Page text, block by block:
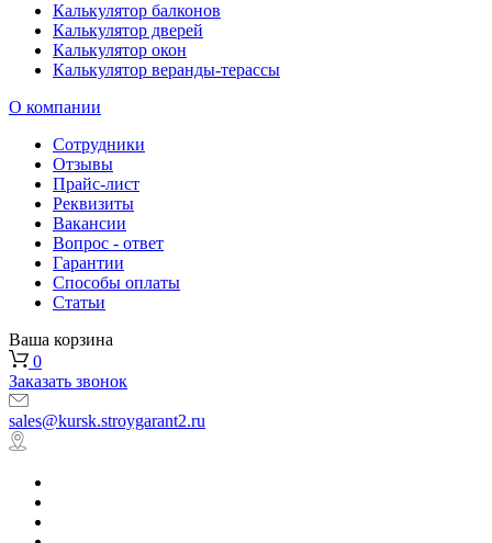
Калькулятор балконов
Калькулятор дверей
Калькулятор окон
Калькулятор веранды-терассы
О компании
Сотрудники
Отзывы
Прайс-лист
Реквизиты
Вакансии
Вопрос - ответ
Гарантии
Способы оплаты
Статьи
Ваша корзина
0
Заказать звонок
sales@kursk.stroygarant2.ru